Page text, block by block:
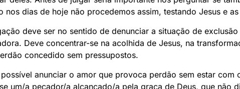
nos dias de hoje não procedemos assim, testando Jesus e
deve ser no sentido de denunciar a situação de
Deve concentrar-se na acolhida de Jesus, na
concedido sem pressupostos.
anunciar o amor que provoca perdão sem estar
um/a pecador/a alcançado/a pela graça de Deus, que não